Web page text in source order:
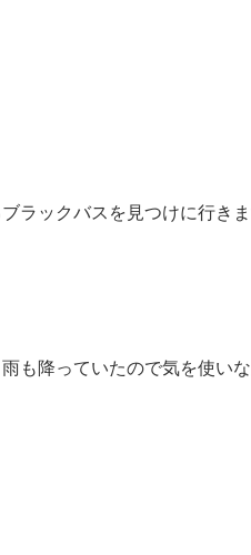
ラックバスを見つけに行き
も降っていたので気を使い